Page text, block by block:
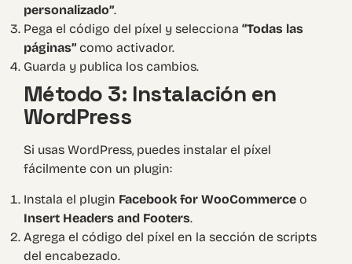
personalizado”.
Pega el código del píxel y selecciona “Todas las
páginas” como activador.
Guarda y publica los cambios.
Método 3: Instalación en
WordPress
Si usas WordPress, puedes instalar el píxel
fácilmente con un plugin:
Instala el plugin Facebook for WooCommerce o
Insert Headers and Footers.
Agrega el código del píxel en la sección de scripts
del encabezado.